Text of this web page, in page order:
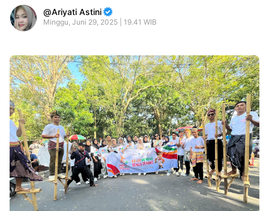
Ariyati Astini
Minggu, Juni 29, 2025 | 19.41 WIB